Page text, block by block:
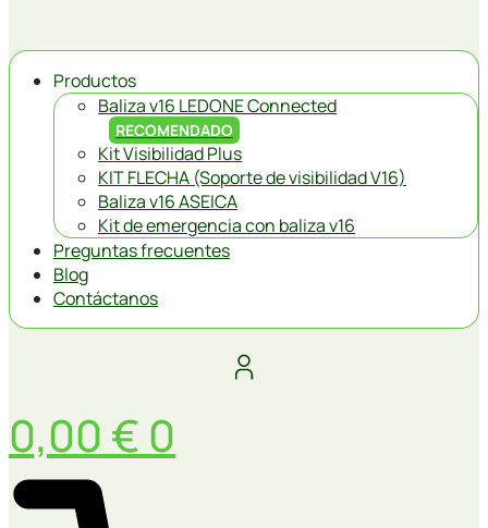
Productos
Baliza v16 LEDONE Connected
RECOMENDADO
Kit Visibilidad Plus
KIT FLECHA (Soporte de visibilidad V16)
Baliza v16 ASEICA
Kit de emergencia con baliza v16
Preguntas frecuentes
Blog
Contáctanos
0,00 € 0